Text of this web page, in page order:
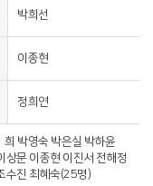
박희선
이종현
정희연
박영숙 박은실 박하윤
상문 이종현 이진서 전해정
수진 최혜숙(25명)